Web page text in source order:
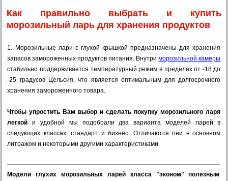
Как правильно выбрать и купить
морозильный ларь для хранения продуктов
1. Морозильные лари с глухой крышкой предназначены для хранения
запасов замороженных продуктов питания. Внутриморозильной камеры
стабильно поддерживается температурный режим в пределах от -18 до
-25 градусов Цельсия, что является оптимальным для долгосрочного
хранения замороженного товара.
Чтобы упростить Вам выбор и сделать покупку морозильного ларя
легкой и удобной мы подобрали два варианта моделей ларей в
следующих классах: стандарт и бизнес. Отличаются они в основном
литражом и некоторыми другими характеристиками.
Модели глухих морозильных ларей класса "эконом" полезным